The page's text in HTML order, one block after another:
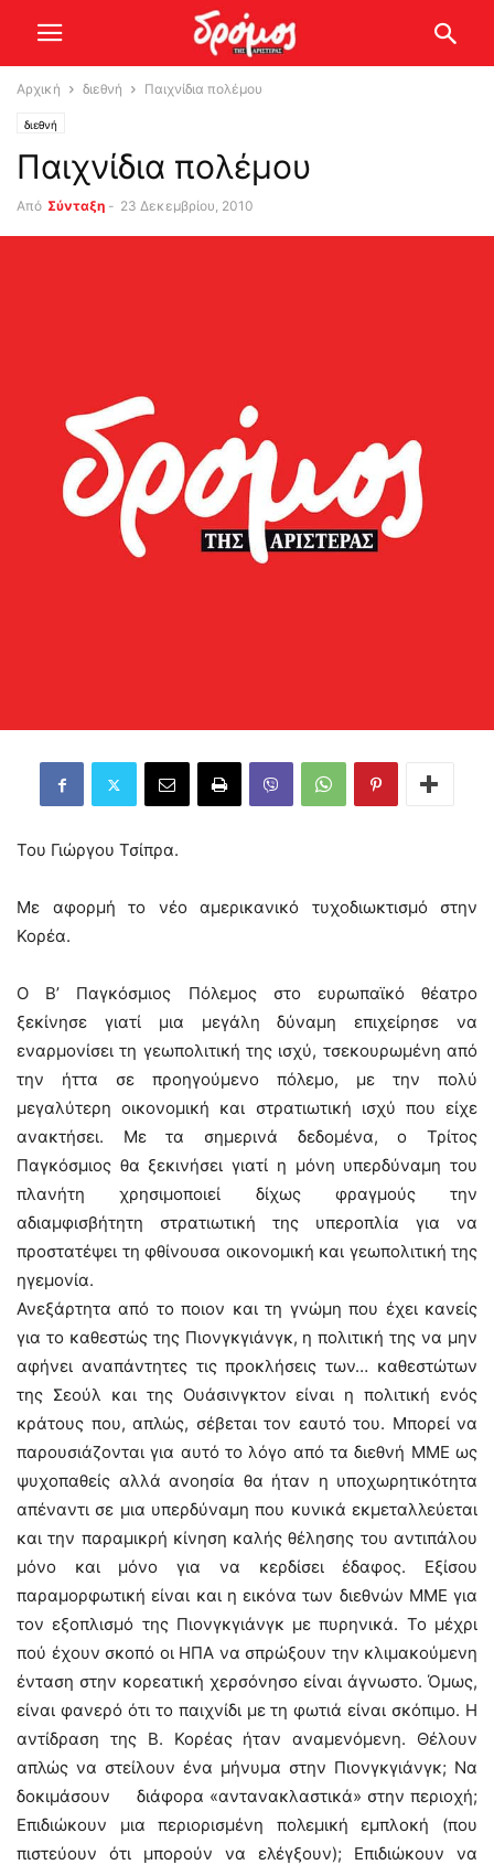
Αρχική διεθνή Παιχνίδια πολέμου
διεθνή
Παιχνίδια πολέμου
Από Σύνταξη - 23 Δεκεμβρίου, 2010
Του Γιώργου Τσίπρα.
Με αφορμή το νέο αμερικανικό τυχοδιωκτισμό στην
Κορέα.
Ο Β’ Παγκόσμιος Πόλεμος στο ευρωπαϊκό θέατρο
ξεκίνησε γιατί μια μεγάλη δύναμη επιχείρησε να
εναρμονίσει τη γεωπολιτική της ισχύ, τσεκουρωμένη από
την ήττα σε προηγούμενο πόλεμο, με την πολύ
μεγαλύτερη οικονομική και στρατιωτική ισχύ που είχε
ανακτήσει. Με τα σημερινά δεδομένα, ο Τρίτος
Παγκόσμιος θα ξεκινήσει γιατί η μόνη υπερδύναμη του
πλανήτη χρησιμοποιεί δίχως φραγμούς την
αδιαμφισβήτητη στρατιωτική της υπεροπλία για να
προστατέψει τη φθίνουσα οικονομική και γεωπολιτική της
ηγεμονία.
Ανεξάρτητα από το ποιον και τη γνώμη που έχει κανείς
για το καθεστώς της Πιονγκγιάνγκ, η πολιτική της να μην
αφήνει αναπάντητες τις προκλήσεις των… καθεστώτων
της Σεούλ και της Ουάσινγκτον είναι η πολιτική ενός
κράτους που, απλώς, σέβεται τον εαυτό του. Μπορεί να
παρουσιάζονται για αυτό το λόγο από τα διεθνή ΜΜΕ ως
ψυχοπαθείς αλλά ανοησία θα ήταν η υποχωρητικότητα
απέναντι σε μια υπερδύναμη που κυνικά εκμεταλλεύεται
και την παραμικρή κίνηση καλής θέλησης του αντιπάλου
μόνο και μόνο για να κερδίσει έδαφος. Εξίσου
παραμορφωτική είναι και η εικόνα των διεθνών ΜΜΕ για
τον εξοπλισμό της Πιονγκγιάνγκ με πυρηνικά. Το μέχρι
πού έχουν σκοπό οι ΗΠΑ να σπρώξουν την κλιμακούμενη
ένταση στην κορεατική χερσόνησο είναι άγνωστο. Όμως,
είναι φανερό ότι το παιχνίδι με τη φωτιά είναι σκόπιμο. Η
αντίδραση της Β. Κορέας ήταν αναμενόμενη. Θέλουν
απλώς να στείλουν ένα μήνυμα στην Πιονγκγιάνγκ; Να
δοκιμάσουν διάφορα «αντανακλαστικά» στην περιοχή;
Επιδιώκουν μια περιορισμένη πολεμική εμπλοκή (που
πιστεύουν ότι μπορούν να ελέγξουν); Επιδιώκουν να